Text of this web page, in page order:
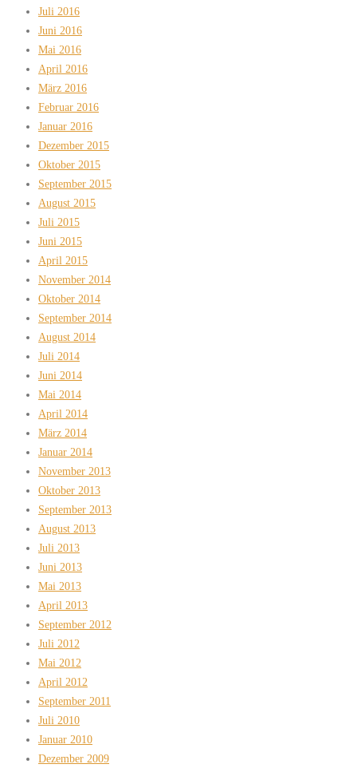
Juli 2016
Juni 2016
Mai 2016
April 2016
März 2016
Februar 2016
Januar 2016
Dezember 2015
Oktober 2015
September 2015
August 2015
Juli 2015
Juni 2015
April 2015
November 2014
Oktober 2014
September 2014
August 2014
Juli 2014
Juni 2014
Mai 2014
April 2014
März 2014
Januar 2014
November 2013
Oktober 2013
September 2013
August 2013
Juli 2013
Juni 2013
Mai 2013
April 2013
September 2012
Juli 2012
Mai 2012
April 2012
September 2011
Juli 2010
Januar 2010
Dezember 2009